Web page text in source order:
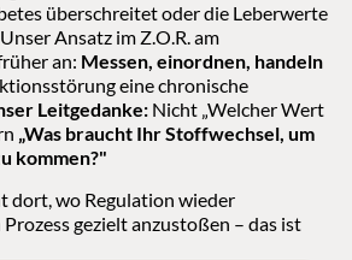
überschreitet oder die Leberwerte
Ansatz im Z.O.R. am
an: Messen, einordnen, handeln
eine chronische
Leitgedanke: Nicht „Welcher Wert
„Was braucht Ihr Stoffwechsel, um
kommen?"
dort, wo Regulation wieder
gezielt anzustoßen – das ist